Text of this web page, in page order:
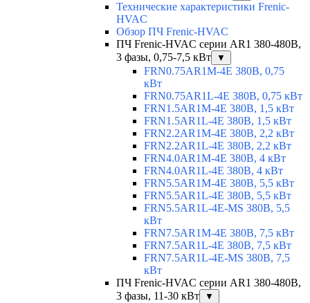
Технические характеристики Frenic-
HVAC
Обзор ПЧ Frenic-HVAC
ПЧ Frenic-HVAC серии AR1 380-480В,
3 фазы, 0,75-7,5 кВт
▼
FRN0.75AR1M-4E 380В, 0,75
кВт
FRN0.75AR1L-4E 380В, 0,75 кВт
FRN1.5AR1M-4E 380В, 1,5 кВт
FRN1.5AR1L-4E 380В, 1,5 кВт
FRN2.2AR1M-4E 380В, 2,2 кВт
FRN2.2AR1L-4E 380В, 2,2 кВт
FRN4.0AR1M-4E 380В, 4 кВт
FRN4.0AR1L-4E 380В, 4 кВт
FRN5.5AR1M-4E 380В, 5,5 кВт
FRN5.5AR1L-4E 380В, 5,5 кВт
FRN5.5AR1L-4E-MS 380В, 5,5
кВт
FRN7.5AR1M-4E 380В, 7,5 кВт
FRN7.5AR1L-4E 380В, 7,5 кВт
FRN7.5AR1L-4E-MS 380В, 7,5
кВт
ПЧ Frenic-HVAC серии AR1 380-480В,
3 фазы, 11-30 кВт
▼